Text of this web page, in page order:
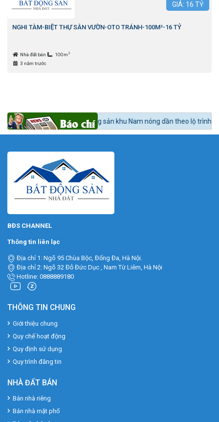
GIÁ: 16 TỶ
NGHI TÀM-BIỆT THỰ SÂN VƯỜN-OTO TRÁNH-100M²-16 TỶ
Nhà đất bán 100m 2
3 năm trước
24h BĐS:Bất động sản khu Nam nóng dần theo lộ trình lên quận Nhà
BĐS CHANNEL
Thông tin liên lạc
Địa chỉ 1: Ngõ 95 Chùa Bộc, Đống Đa, Hà Nội.
Địa chỉ 2: Ngõ 32 Đỗ Đức Dục , Nam Từ Liêm, Hà Nội
Hotline: 0888889180
THÔNG TIN CHUNG
Giới thiệu chung
Quy chế hoạt động
Quy định sử dụng
Quy trình đăng tin
NHÀ ĐẤT BÁN
Bán nhà riêng
Bán nhà mặt phố